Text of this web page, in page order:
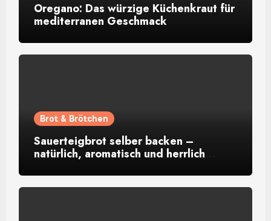
Oregano: Das würzige Küchenkraut für
mediterranen Geschmack
Brot & Brötchen
Sauerteigbrot selber backen –
natürlich, aromatisch und herrlich